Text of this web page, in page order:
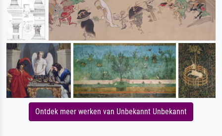
Ontdek meer werken van Unbekannt Unbekannt